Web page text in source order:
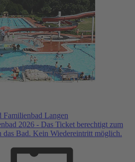
Familienbad Langen
2026 - Das Ticket berechtigt zum
das Bad. Kein Wiedereintritt möglich.